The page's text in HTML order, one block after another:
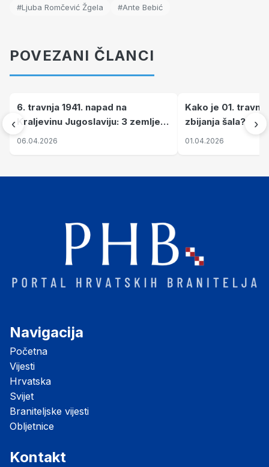
#Ljuba Romčević Žgela
#Ante Bebić
POVEZANI ČLANCI
‹
6. travnja 1941. napad na
Kraljevinu Jugoslaviju: 3 zemlje
nastale njenim raspadom
06.04.2026
Kako je 01.
zbijanja šala?
01.04.2026
›
Navigacija
Početna
Vijesti
Hrvatska
Svijet
Braniteljske vijesti
Obljetnice
Kontakt